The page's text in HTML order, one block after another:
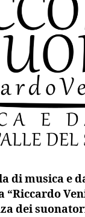
di musica e
“Riccardo
dei